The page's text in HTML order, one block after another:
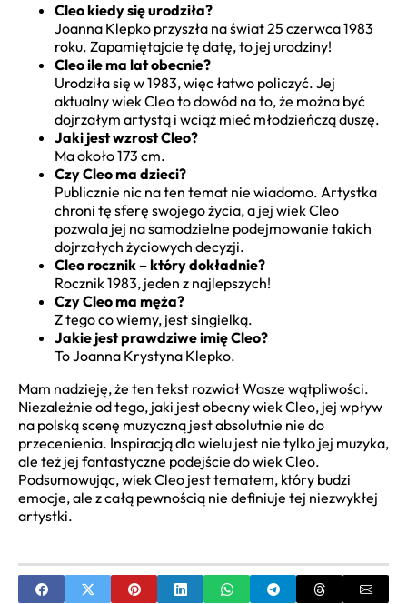
Cleo kiedy się urodziła?
Joanna Klepko przyszła na świat 25 czerwca 1983
roku. Zapamiętajcie tę datę, to jej urodziny!
Cleo ile ma lat obecnie?
Urodziła się w 1983, więc łatwo policzyć. Jej
aktualny wiek Cleo to dowód na to, że można być
dojrzałym artystą i wciąż mieć młodzieńczą duszę.
Jaki jest wzrost Cleo?
Ma około 173 cm.
Czy Cleo ma dzieci?
Publicznie nic na ten temat nie wiadomo. Artystka
chroni tę sferę swojego życia, a jej wiek Cleo
pozwala jej na samodzielne podejmowanie takich
dojrzałych życiowych decyzji.
Cleo rocznik – który dokładnie?
Rocznik 1983, jeden z najlepszych!
Czy Cleo ma męża?
Z tego co wiemy, jest singielką.
Jakie jest prawdziwe imię Cleo?
To Joanna Krystyna Klepko.
Mam nadzieję, że ten tekst rozwiał Wasze wątpliwości.
Niezależnie od tego, jaki jest obecny wiek Cleo, jej wpływ
na polską scenę muzyczną jest absolutnie nie do
przecenienia. Inspiracją dla wielu jest nie tylko jej muzyka,
ale też jej fantastyczne podejście do wiek Cleo.
Podsumowując, wiek Cleo jest tematem, który budzi
emocje, ale z całą pewnością nie definiuje tej niezwykłej
artystki.